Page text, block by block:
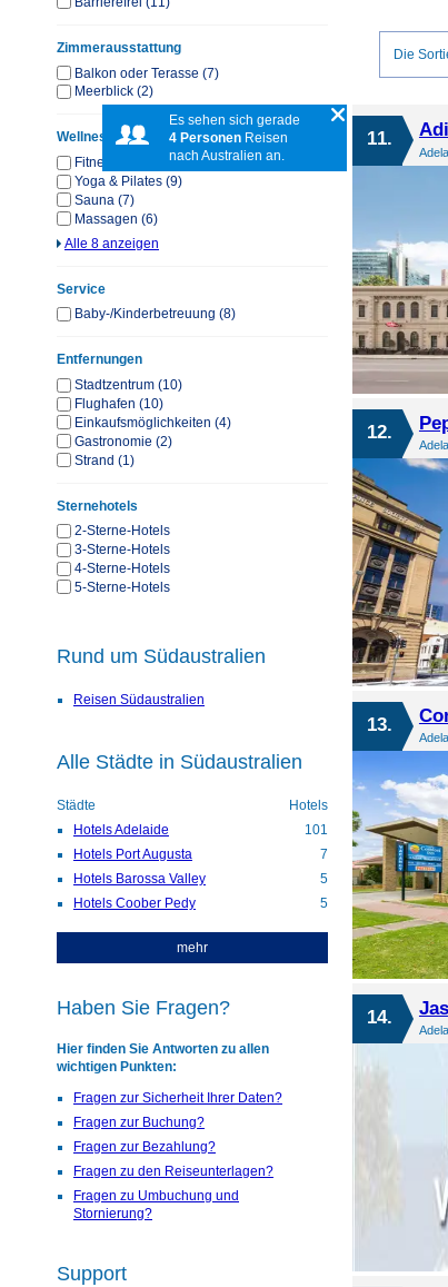
Die
11.
12.
13.
14.
Es sehen sich gerade
4 Personen Reisen
nach Australien an.
Zimmerausstattung
Balkon oder Terasse (7)
Meerblick (2)
Wellness & Sport
Fitnessstudio (11)
Yoga & Pilates (9)
Sauna (7)
Massagen (6)
Alle 8 anzeigen
Service
Baby-/Kinderbetreuung (8)
Entfernungen
Stadtzentrum (10)
Flughafen (10)
Einkaufsmöglichkeiten (4)
Gastronomie (2)
Strand (1)
Sternehotels
2-Sterne-Hotels
3-Sterne-Hotels
4-Sterne-Hotels
5-Sterne-Hotels
Rund um Südaustralien
Reisen Südaustralien
Alle Städte in Südaustralien
Städte
Hotels
Hotels Adelaide
101
Hotels Port Augusta
7
Hotels Barossa Valley
5
Hotels Coober Pedy
5
mehr
Haben Sie Fragen?
Hier finden Sie Antworten zu allen
wichtigen Punkten:
Fragen zur Sicherheit Ihrer Daten?
Fragen zur Buchung?
Fragen zur Bezahlung?
Fragen zu den Reiseunterlagen?
Fragen zu Umbuchung und
Stornierung?
Support